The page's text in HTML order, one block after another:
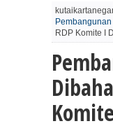
Pembangunan
RDP Komite I